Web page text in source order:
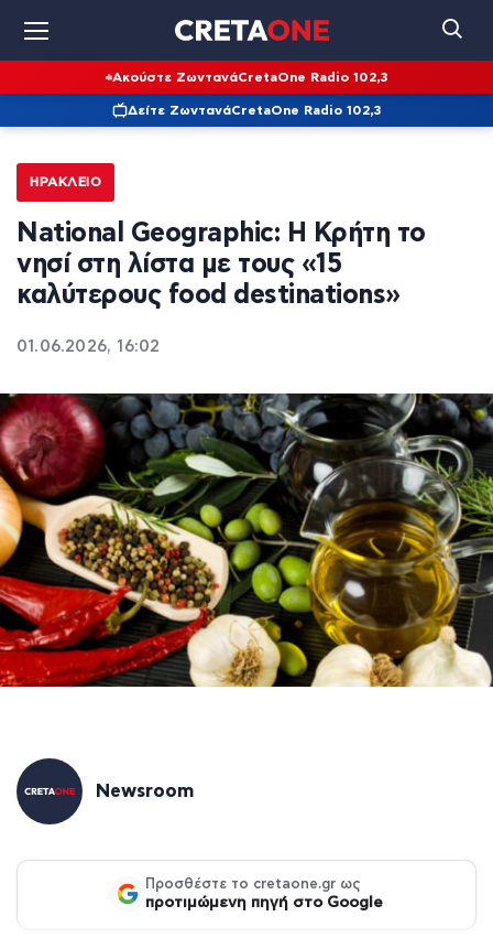
Ακούστε ΖωντανάCretaOne Radio 102,3
Δείτε ΖωντανάCretaOne Radio 102,3
ΗΡΆΚΛΕΙΟ
National Geographic: Η Κρήτη το
νησί στη λίστα με τους «15
καλύτερους food destinations»
01.06.2026, 16:02
Newsroom
Προσθέστε το cretaone.gr ως
προτιμώμενη πηγή στο Google